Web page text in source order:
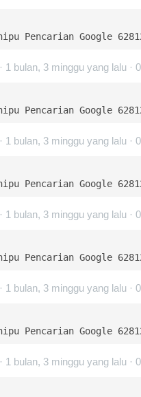
· 1 bulan, 3 minggu yang lalu · 0
· 1 bulan, 3 minggu yang lalu · 0
· 1 bulan, 3 minggu yang lalu · 0
· 1 bulan, 3 minggu yang lalu · 0
· 1 bulan, 3 minggu yang lalu · 0